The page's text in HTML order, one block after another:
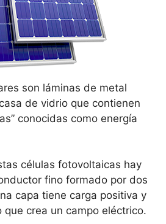
son láminas de metal
de vidrio que contienen
conocidas como energía
células fotovoltaicas hay
fino formado por dos
capa tiene carga positiva y
que crea un campo eléctrico.